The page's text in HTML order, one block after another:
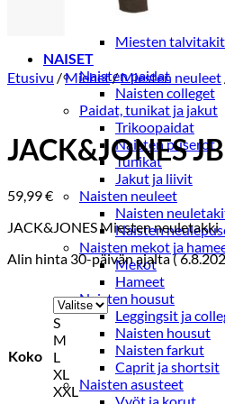
Miesten kevät-ja
Miesten talvitakit
NAISET
Naisten paidat
Naisten colleget
Paidat, tunikat ja jakut
Trikoopaidat
Naisten puserot
Tunikat
Jakut ja liivit
Naisten neuleet
Naisten
Naisten
Naisten mekot ja
Mekot
Hameet
Naisten housut
Leggingsit ja
Naisten housut
Naisten farkut
Caprit ja shortsit
Naisten asusteet
Etusivu /Miehet/Miesten neuleet
JACK&JONES
59,99€
JACK&JONES Miesten neuletakki
Alin hinta 30-päivän ajalta (
Koko
S
M
L
XL
XXL